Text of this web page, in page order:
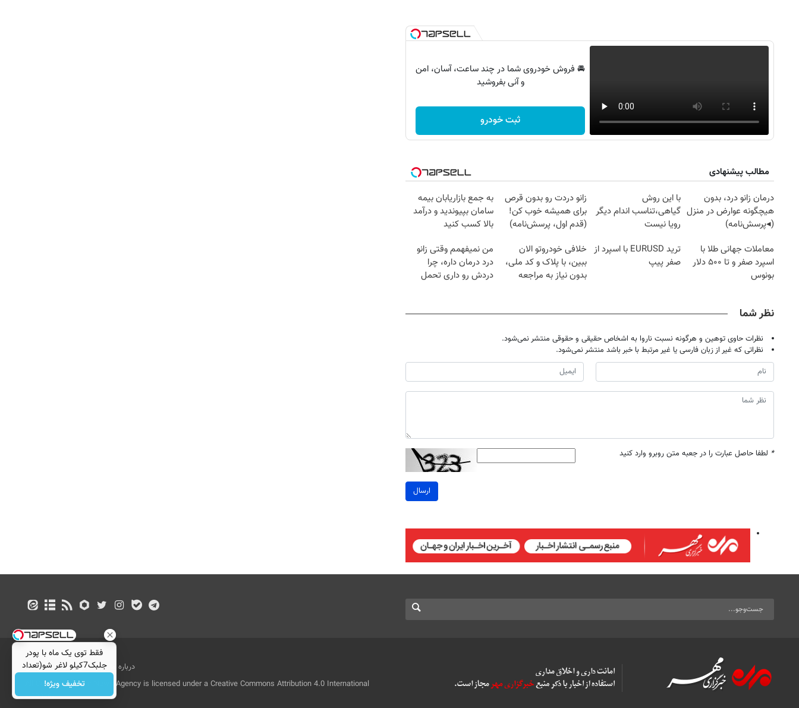
🚘 فروش خودروی شما در چند ساعت، آسان، امن
و آنی بفروشید
ثبت خودرو
مطالب پیشنهادی
درمان زانو درد، بدون
هیچگونه عوارض در منزل
(◂پرسش‌نامه)
با این روش
گیاهی،تناسب اندام دیگر
رویا نیست
زانو دردت رو بدون قرص
برای همیشه خوب کن!
(قدم اول، پرسش‌نامه)
به جمع بازاریابان بیمه
سامان بپیوندید و درآمد
بالا کسب کنید
معاملات جهانی طلا با
اسپرد صفر و تا ۵۰۰ دلار
بونوس
ترید EURUSD با اسپرد از
صفر پیپ
خلافی خودروتو الان
ببین، با پلاک و کد ملی،
بدون نیاز به مراجعه
من نمیفهمم وقتی زانو
درد درمان داره، چرا
دردش رو داری تحمل
نظر شما
نظرات حاوی توهین و هرگونه نسبت ناروا به اشخاص حقیقی و حقوقی منتشر نمی‌شود.
نظراتی که غیر از زبان فارسی یا غیر مرتبط با خبر باشد منتشر نمی‌شود.
* لطفا حاصل عبارت را در جعبه متن روبرو وارد کنید
ارسال
درباره ما تماس با ما
بازرگانی
All Content by Mehr News Agency is licensed under a Creative Commons Attribution 4.0 International
License.
فقط توی یک ماه با پودر
جلبک7کیلو لاغر شو(تعداد
محدود)
تخفیف ویژه!